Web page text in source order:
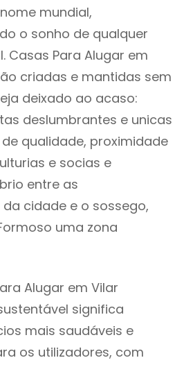
mundial,
o sonho de qualquer
Casas Para Alugar em
criadas e mantidas sem
deixado ao acaso:
deslumbrantes e unicas
qualidade, proximidade
e socias e
entre as
cidade e o sossego,
uma zona
Alugar em Vilar
significa
mais saudáveis e
os utilizadores, com